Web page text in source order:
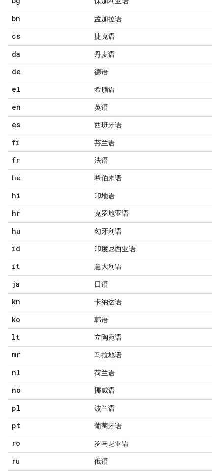
bn 孟加拉语
cs 捷克语
da 丹麦语
de 德语
el 希腊语
en 英语
es 西班牙语
fi 芬兰语
fr 法语
he 希伯来语
hi 印地语
hr 克罗地亚语
hu 匈牙利语
id 印度尼西亚语
it 意大利语
ja 日语
kn 卡纳达语
ko 韩语
lt 立陶宛语
mr 马拉地语
nl 荷兰语
no 挪威语
pl 波兰语
pt 葡萄牙语
ro 罗马尼亚语
ru 俄语